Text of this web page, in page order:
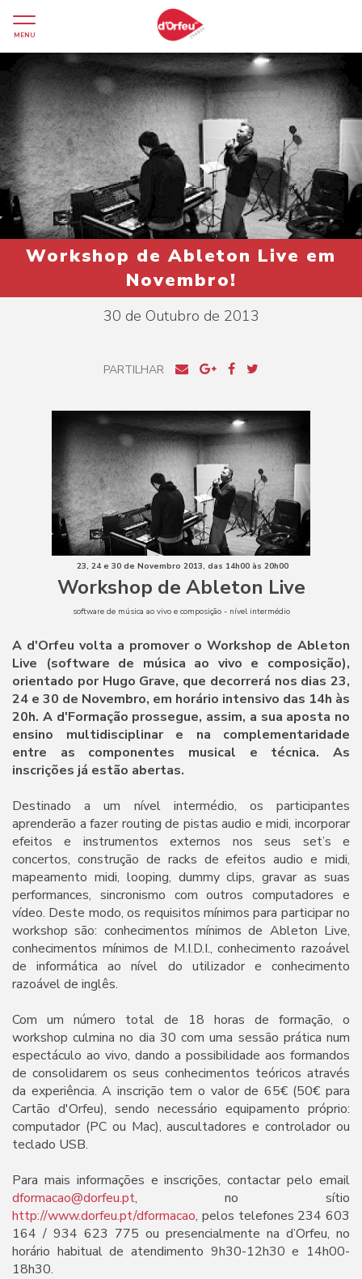
MENU
Workshop de Ableton Live em
Novembro!
30 de Outubro de 2013
PARTILHAR
23, 24 e 30 de Novembro 2013, das 14h00 às 20h00
Workshop de Ableton Live
software de música ao vivo e composição - nível intermédio
A d'Orfeu volta a promover o Workshop de Ableton
Live (software de música ao vivo e composição),
orientado por Hugo Grave, que decorrerá nos dias 23,
24 e 30 de Novembro, em horário intensivo das 14h às
20h. A d'Formação prossegue, assim, a sua aposta no
ensino multidisciplinar e na complementaridade
entre as componentes musical e técnica. As
inscrições já estão abertas.
Destinado a um nível intermédio, os participantes
aprenderão a fazer routing de pistas audio e midi, incorporar
efeitos e instrumentos externos nos seus set’s e
concertos, construção de racks de efeitos audio e midi,
mapeamento midi, looping, dummy clips, gravar as suas
performances, sincronismo com outros computadores e
vídeo. Deste modo, os requisitos mínimos para participar no
workshop são: conhecimentos mínimos de Ableton Live,
conhecimentos mínimos de M.I.D.I., conhecimento razoável
de informática ao nível do utilizador e conhecimento
razoável de inglês.
Com um número total de 18 horas de formação, o
workshop culmina no dia 30 com uma sessão prática num
espectáculo ao vivo, dando a possibilidade aos formandos
de consolidarem os seus conhecimentos teóricos através
da experiência. A inscrição tem o valor de 65€ (50€ para
Cartão d'Orfeu), sendo necessário equipamento próprio:
computador (PC ou Mac), auscultadores e controlador ou
teclado USB.
Para mais informações e inscrições, contactar pelo email
dformacao@dorfeu.pt, no sítio
http://www.dorfeu.pt/dformacao, pelos telefones 234 603
164 / 934 623 775 ou presencialmente na d’Orfeu, no
horário habitual de atendimento 9h30-12h30 e 14h00-
18h30.